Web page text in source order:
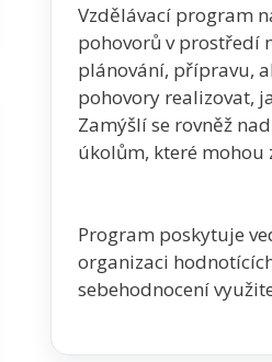
Vzdělávací program
pohovorů v prostředí
plánování, přípravu,
pohovory realizovat,
Zamýšlí se rovněž
úkolům, které mohou
Program poskytuje
organizaci
sebehodnocení